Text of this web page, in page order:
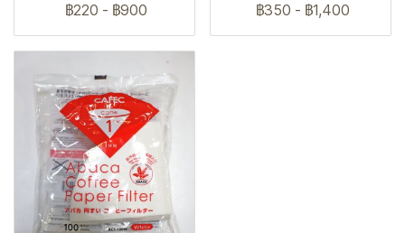
฿220 - ฿900
฿350 - ฿1,400